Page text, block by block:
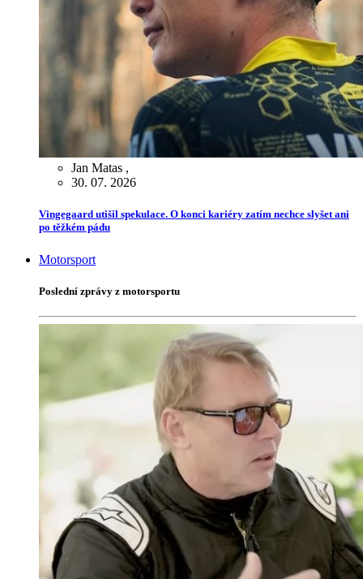
Jan Matas ,
30. 07. 2026
Vingegaard utišil spekulace. O konci kariéry zatím nechce slyšet ani
po těžkém pádu
Motorsport
Poslední zprávy z motorsportu